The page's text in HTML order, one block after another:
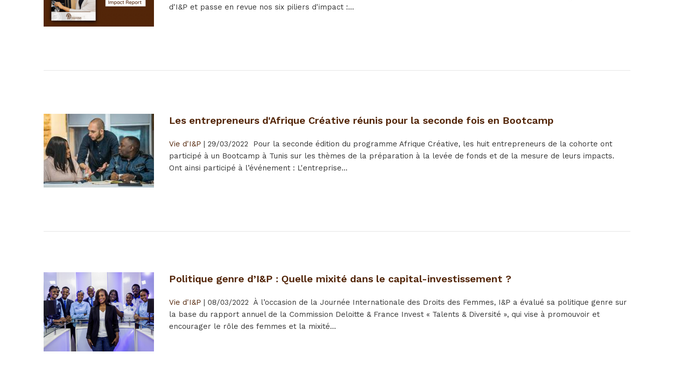
d'I&P et passe en revue nos six piliers d'impact :...
Les entrepreneurs d'Afrique Créative réunis pour la seconde fois en Bootcamp
Vie d'I&P | 29/03/2022 Pour la seconde édition du programme Afrique Créative, les huit entrepreneurs de la cohorte ont
participé à un Bootcamp à Tunis sur les thèmes de la préparation à la levée de fonds et de la mesure de leurs impacts.
Ont ainsi participé à l’événement : L'entreprise...
Politique genre d’I&P : Quelle mixité dans le capital-investissement ?
Vie d'I&P | 08/03/2022 À l’occasion de la Journée Internationale des Droits des Femmes, I&P a évalué sa politique genre sur
la base du rapport annuel de la Commission Deloitte & France Invest « Talents & Diversité », qui vise à promouvoir et
encourager le rôle des femmes et la mixité...